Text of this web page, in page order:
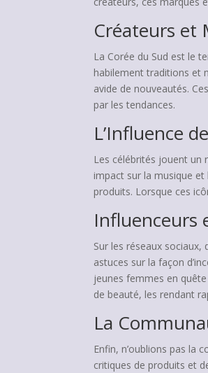
Créateurs et
La Corée du Sud est le
habilement traditions et
avide de nouveautés.
par les tendances.
L’Influence
Les célébrités jouent un
impact sur la musique
produits. Lorsque ces
Influenceurs
Sur les réseaux
astuces sur la façon
jeunes femmes en
de beauté, les rendant
La
Enfin, n’oublions pas la
critiques de produits et